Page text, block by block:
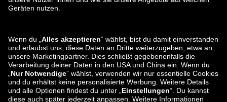
zalando-prive.es
zalando-lounge.ro zalando-lounge.hr
zalando-lounge.si zalando-lounge.hu
zalando-lounge.lu zalando-lounge.ee